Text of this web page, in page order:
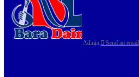
Admin Send an email